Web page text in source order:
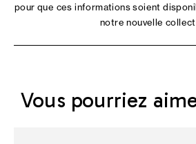
pour que ces informations soient
notre nouvelle
Vous pourriez